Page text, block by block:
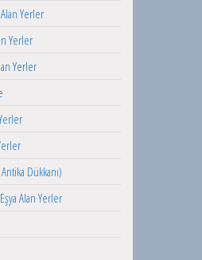
Yerler
Yerler
Yerler
Dükkanı)
Alan Yerler